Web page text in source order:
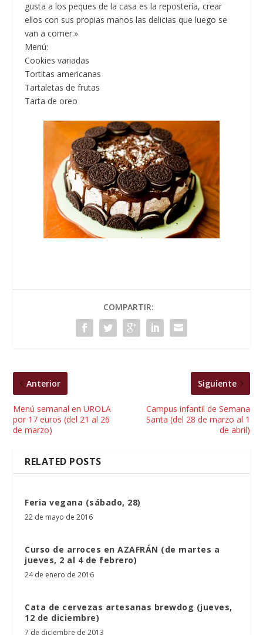
gusta a los peques de la casa es la repostería, crear
ellos con sus propias manos las delicias que luego se
van a comer.»
Menú:
Cookies variadas
Tortitas americanas
Tartaletas de frutas
Tarta de oreo
COMPARTIR:
Anterior
Menú semanal en UROLA
por 17 euros (del 21 al 26
de marzo)
Siguiente
Campus infantil de Semana
Santa (del 28 de marzo al 1
de abril)
RELATED POSTS
Feria vegana (sábado, 28)
22 de mayo de 2016
Curso de arroces en AZAFRÁN (de martes a
jueves, 2 al 4 de febrero)
24 de enero de 2016
Cata de cervezas artesanas brewdog (jueves,
12 de diciembre)
7 de diciembre de 2013